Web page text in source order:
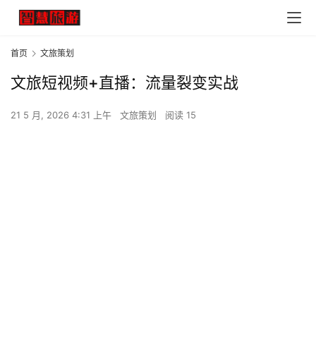
首页 文旅策划
文旅短视频+直播：流量裂变实战
21 5 月, 2026 4:31 上午 文旅策划 阅读 15